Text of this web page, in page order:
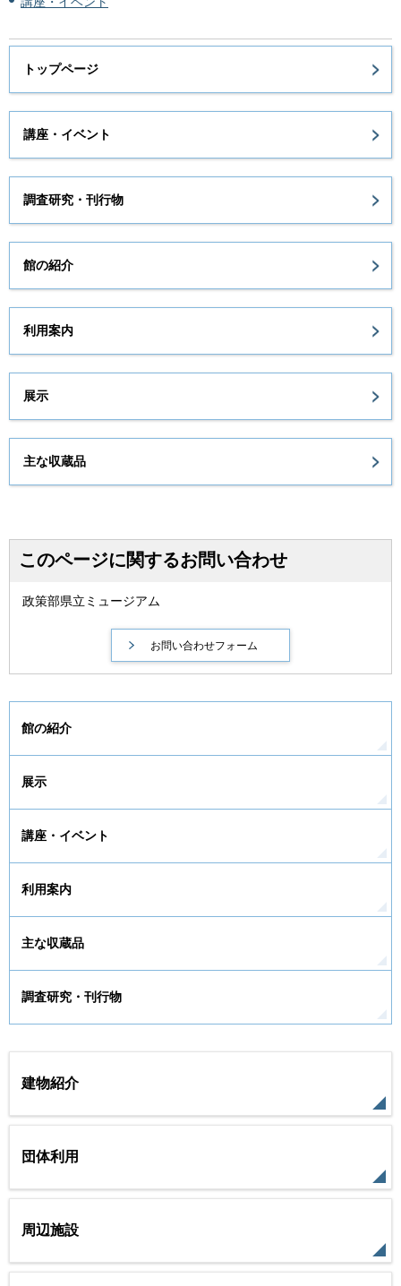
トップページ
講座・イベント
調査研究・刊行物
館の紹介
利用案内
展示
主な収蔵品
このページに関するお問い合わせ
政策部県立ミュージアム
館の紹介
展示
講座・イベント
利用案内
主な収蔵品
調査研究・刊行物
建物紹介
団体利用
周辺施設